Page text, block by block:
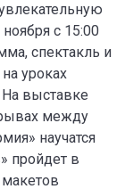
с 15:00
спектакль и
уроках
выставке
между
научатся
пройдет в